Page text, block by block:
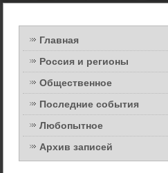
Главная
Россия и регионы
Общественное
Последние события
Любопытное
Архив записей